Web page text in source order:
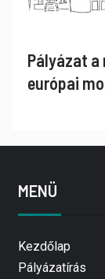
Pályázat a
európai
MENÜ
Kezdőlap
Pályázatírás